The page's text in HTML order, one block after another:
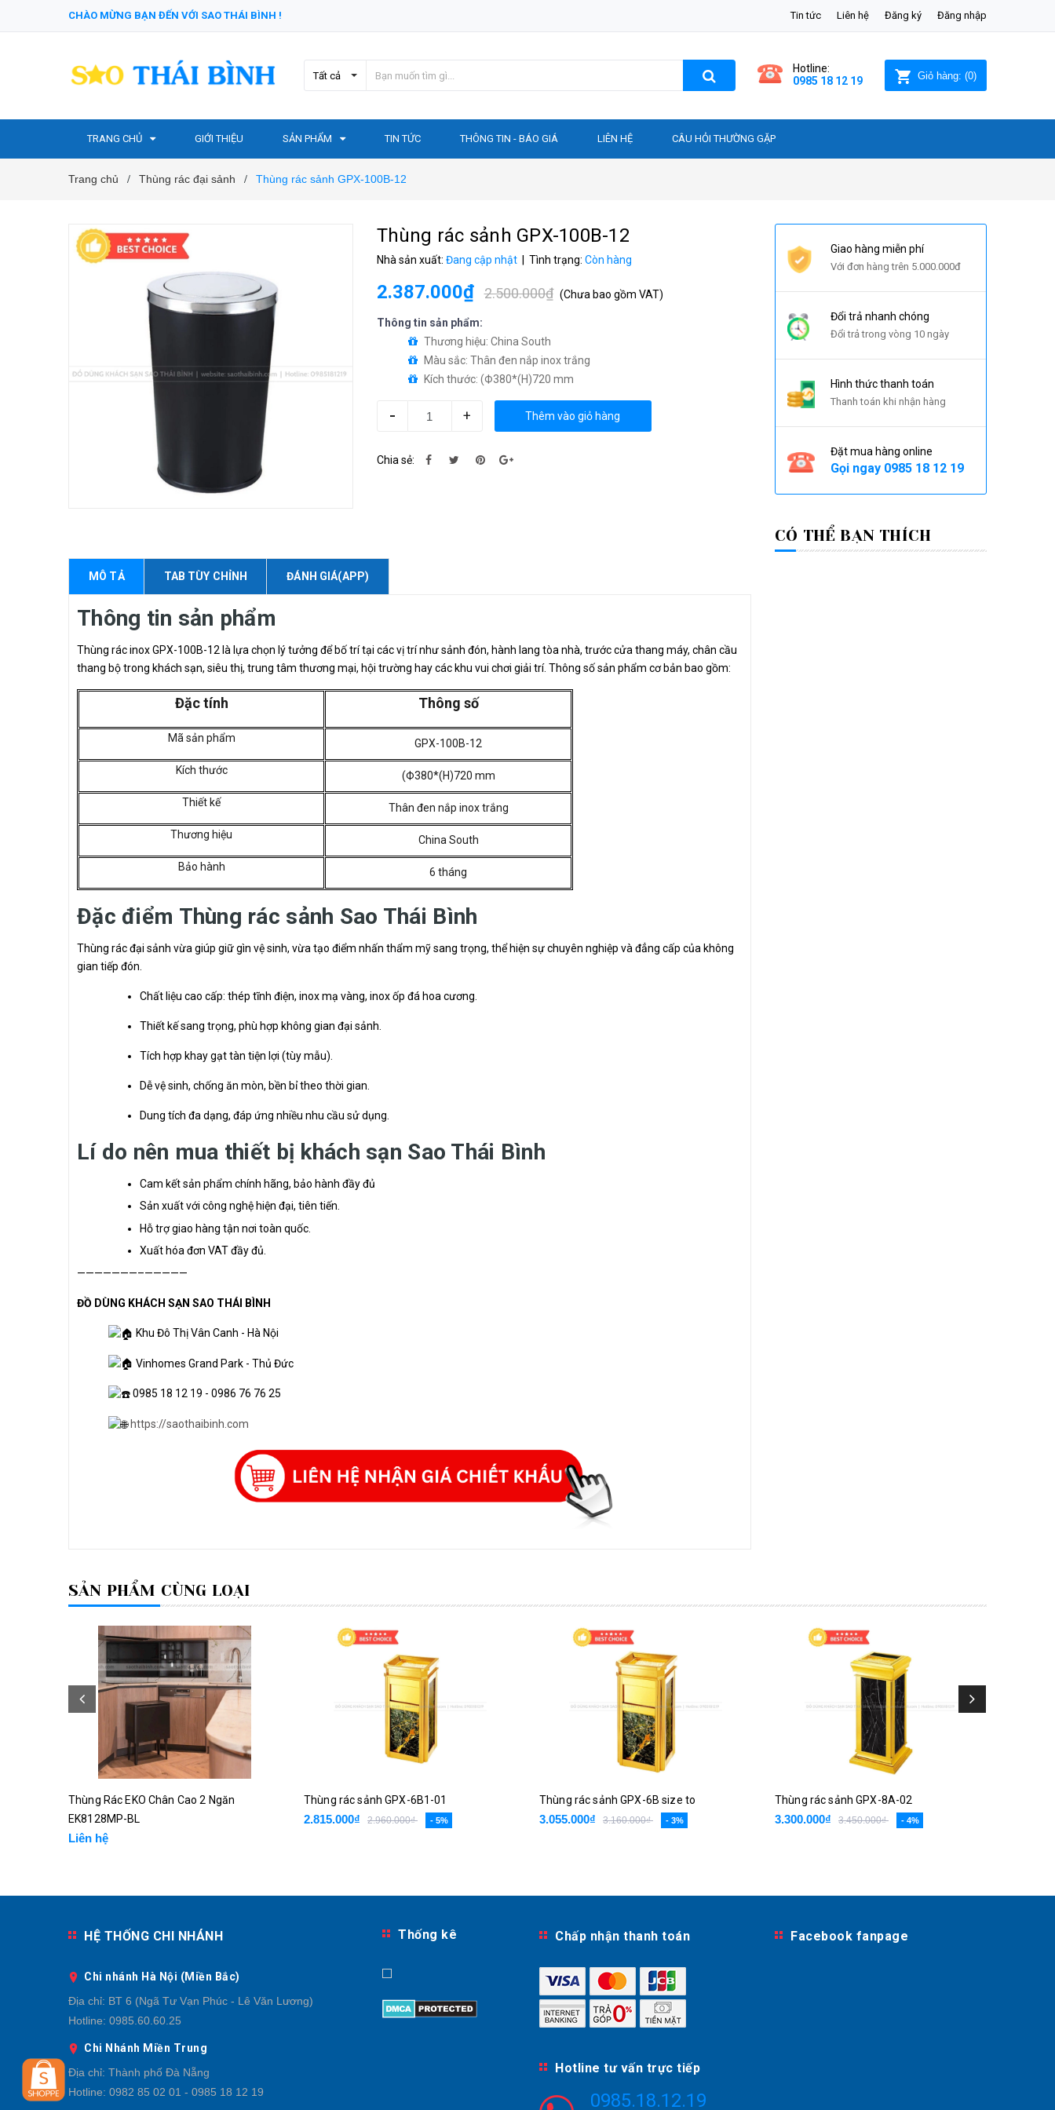
CHÀO MỪNG BẠN ĐẾN VỚI SAO THÁI BÌNH ! Tin tức Liên hệ Đăng ký Đăng nhập
Tất cả
Hotline:
0985 18 12 19
Giỏ hàng: (0)
TRANG CHỦ GIỚI THIỆU SẢN PHẨM TIN TỨC THÔNG TIN - BÁO GIÁ LIÊN HỆ CÂU HỎI THƯỜNG GẶP
Trang chủ / Thùng rác đại sảnh / Thùng rác sảnh GPX-100B-12
Thùng rác sảnh GPX-100B-12
Nhà sản xuất: Đang cập nhật | Tình trạng: Còn hàng
2.387.000₫ 2.500.000₫ (Chưa bao gồm VAT)
Thông tin sản phẩm:
Thương hiệu: China South
Màu sắc: Thân đen nắp inox trắng
Kích thước: (Ф380*(H)720 mm
- + Thêm vào giỏ hàng
Chia sẻ:
MÔ TẢ TAB TÙY CHỈNH ĐÁNH GIÁ(APP)
Thông tin sản phẩm
Thùng rác inox GPX-100B-12 là lựa chọn lý tưởng để bố trí tại các vị trí như sảnh đón, hành lang tòa nhà, trước cửa thang máy, chân cầu
thang bộ trong khách sạn, siêu thị, trung tâm thương mại, hội trường hay các khu vui chơi giải trí. Thông số sản phẩm cơ bản bao gồm:
Đặc tính Thông số
Mã sản phẩm GPX-100B-12
Kích thước (Ф380*(H)720 mm
Thiết kế Thân đen nắp inox trắng
Thương hiệu China South
Bảo hành 6 tháng
Đặc điểm Thùng rác sảnh Sao Thái Bình
Thùng rác đại sảnh vừa giúp giữ gìn vệ sinh, vừa tạo điểm nhấn thẩm mỹ sang trọng, thể hiện sự chuyên nghiệp và đẳng cấp của không
gian tiếp đón.
Chất liệu cao cấp: thép tĩnh điện, inox mạ vàng, inox ốp đá hoa cương.
Thiết kế sang trọng, phù hợp không gian đại sảnh.
Tích hợp khay gạt tàn tiện lợi (tùy mẫu).
Dễ vệ sinh, chống ăn mòn, bền bỉ theo thời gian.
Dung tích đa dạng, đáp ứng nhiều nhu cầu sử dụng.
Lí do nên mua thiết bị khách sạn Sao Thái Bình
Cam kết sản phẩm chính hãng, bảo hành đầy đủ
Sản xuất với công nghệ hiện đại, tiên tiến.
Hỗ trợ giao hàng tận nơi toàn quốc.
Xuất hóa đơn VAT đầy đủ.
———————–—————
ĐỒ DÙNG KHÁCH SẠN SAO THÁI BÌNH
Khu Đô Thị Vân Canh - Hà Nội
Vinhomes Grand Park - Thủ Đức
0985 18 12 19 - 0986 76 76 25
https://saothaibinh.com
Giao hàng miễn phí
Với đơn hàng trên 5.000.000đ
Đổi trả nhanh chóng
Đổi trả trong vòng 10 ngày
Hình thức thanh toán
Thanh toán khi nhận hàng
Đặt mua hàng online
Gọi ngay 0985 18 12 19
CÓ THỂ BẠN THÍCH
SẢN PHẨM CÙNG LOẠI
Thùng Rác EKO Chân Cao 2 Ngăn
EK8128MP-BL
Liên hệ
Thùng rác sảnh GPX-6B1-01
2.815.000₫ 2.960.000₫ - 5%
Thùng rác sảnh GPX-6B size to
3.055.000₫ 3.160.000₫ - 3%
Thùng rác sảnh GPX-8A-02
3.300.000₫ 3.450.000₫ - 4%
HỆ THỐNG CHI NHÁNH
Chi nhánh Hà Nội (Miền Bắc)
Địa chỉ: BT 6 (Ngã Tư Vạn Phúc - Lê Văn Lương)
Hotline: 0985.60.60.25
Chi Nhánh Miền Trung
Địa chỉ: Thành phố Đà Nẵng
Hotline: 0982 85 02 01 - 0985 18 12 19
Thống kê Chấp nhận thanh toán
Hotline tư vấn trực tiếp
0985.18.12.19
Facebook fanpage